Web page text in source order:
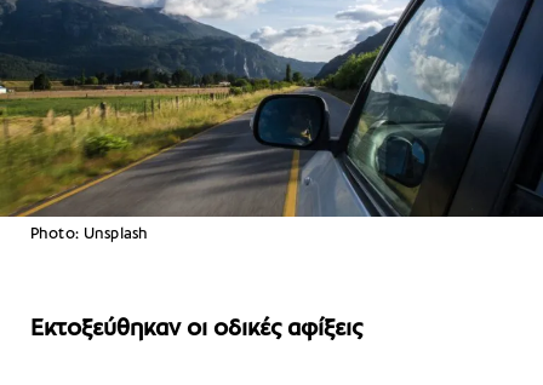
Photo: Unsplash
Εκτοξεύθηκαν οι οδικές αφίξεις